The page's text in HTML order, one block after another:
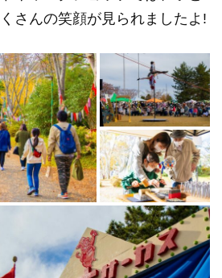
さんの笑顔が見られましたよ!